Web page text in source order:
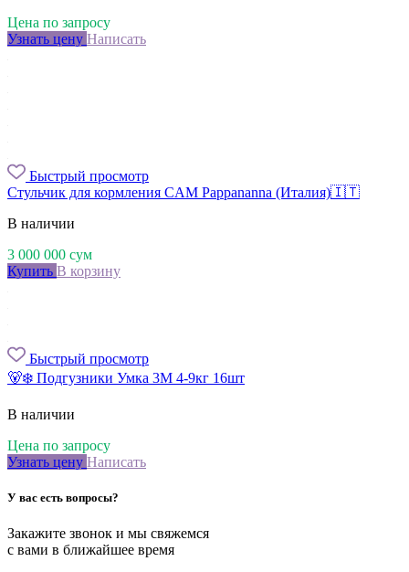
Цена по запросу
Узнать цену Написать
Быстрый просмотр
Стульчик для кормления CAM Pappananna (Италия)🇮🇹
В наличии
3 000 000 сум
Купить В корзину
Быстрый просмотр
🐻‍❄️ Подгузники Умкa 3M 4-9кг 16шт
В наличии
Цена по запросу
Узнать цену Написать
У вас есть вопросы?
Закажите звонок и мы свяжемся
с вами в ближайшее время